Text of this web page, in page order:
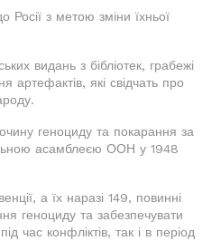
Росії з метою зміни їхньої
видань з бібліотек, грабежі
артефактів, які свідчать про
геноциду та покарання за
асамблеєю ООН у 1948
а їх наразі 149, повинні
геноциду та забезпечувати
час конфліктів, так і в період